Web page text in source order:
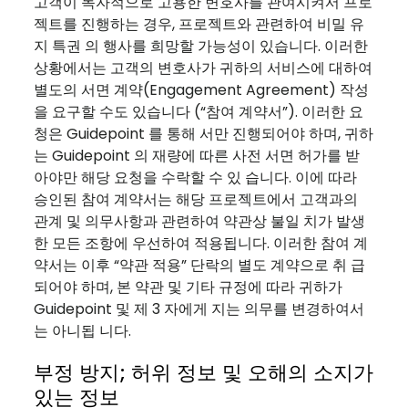
젝트를 진행하는 경우, 프로젝트와 관련하여 비밀 유
지 특권 의 행사를 희망할 가능성이 있습니다. 이러한
상황에서는 고객의 변호사가 귀하의 서비스에 대하여
별도의 서면 계약(Engagement Agreement) 작성
을 요구할 수도 있습니다 (“참여 계약서”). 이러한 요
청은 Guidepoint 를 통해 서만 진행되어야 하며, 귀하
는 Guidepoint 의 재량에 따른 사전 서면 허가를 받
아야만 해당 요청을 수락할 수 있 습니다. 이에 따라
승인된 참여 계약서는 해당 프로젝트에서 고객과의
관계 및 의무사항과 관련하여 약관상 불일 치가 발생
한 모든 조항에 우선하여 적용됩니다. 이러한 참여 계
약서는 이후 “약관 적용” 단락의 별도 계약으로 취 급
되어야 하며, 본 약관 및 기타 규정에 따라 귀하가
Guidepoint 및 제 3 자에게 지는 의무를 변경하여서
는 아니됩 니다.
부정 방지; 허위 정보 및 오해의 소지가
있는 정보